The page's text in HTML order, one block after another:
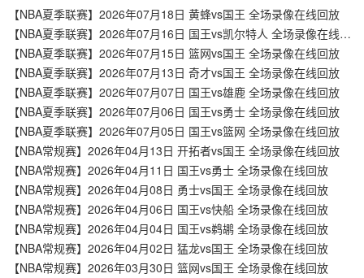
【NBA夏季联赛】2026年07月18日 黄蜂vs国王 全场录像在线回放
【NBA夏季联赛】2026年07月16日 国王vs凯尔特人 全场录像在线回放
【NBA夏季联赛】2026年07月15日 篮网vs国王 全场录像在线回放
【NBA夏季联赛】2026年07月13日 奇才vs国王 全场录像在线回放
【NBA夏季联赛】2026年07月07日 国王vs雄鹿 全场录像在线回放
【NBA夏季联赛】2026年07月06日 国王vs勇士 全场录像在线回放
【NBA夏季联赛】2026年07月05日 国王vs篮网 全场录像在线回放
【NBA常规赛】2026年04月13日 开拓者vs国王 全场录像在线回放
【NBA常规赛】2026年04月11日 国王vs勇士 全场录像在线回放
【NBA常规赛】2026年04月08日 勇士vs国王 全场录像在线回放
【NBA常规赛】2026年04月06日 国王vs快船 全场录像在线回放
【NBA常规赛】2026年04月04日 国王vs鹈鹕 全场录像在线回放
【NBA常规赛】2026年04月02日 猛龙vs国王 全场录像在线回放
【NBA常规赛】2026年03月30日 篮网vs国王 全场录像在线回放